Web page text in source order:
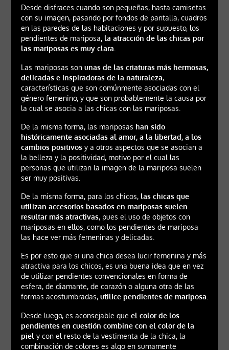
Desde disfraces cuando son pequeñas, hasta camisetas
con su imagen, pasando por fondos de pantalla, cuadros
en las paredes de las habitaciones y por supuesto, los
pendientes de mariposa, la atracción de las chicas por
las mariposas es muy clara.
Las mariposas son unas de las criaturas más hermosas,
delicadas e inspiradoras de la naturaleza,
características que son comúnmente asociadas con el
género femenino, y que son probablemente la causa por
la cual se asocia a las chicas con las mariposas.
De la misma forma, las mariposas han sido
históricamente asociadas al amor, a la libertad, a los
cambios positivosy a otros aspectos que se asocian a
la belleza y la positividad, motivo por el cual las
personas que utilizan la imagen de la mariposa suelen
ser muy positivas.
De la misma forma, para los chicos, las chicas que
utilizan accesorios basados en mariposas suelen
resultar más atractivas, pues el uso de objetos con
mariposas en ellos, como los pendientes de mariposa
las hace ver más femeninas y delicadas.
Es por esto que si una chica desea lucir femenina y más
atractiva para los chicos, es una buena idea que en vez
de utilizar pendientes convencionales en forma de
esfera, de diamante, de corazón o alguna otra de las
formas acostumbradas, utilice pendientes de mariposa.
Desde luego, es aconsejable que el color de los
pendientes en cuestión combine con el color de la
piel y con el resto de la vestimenta de la chica, la
combinación de colores es algo en sumamente